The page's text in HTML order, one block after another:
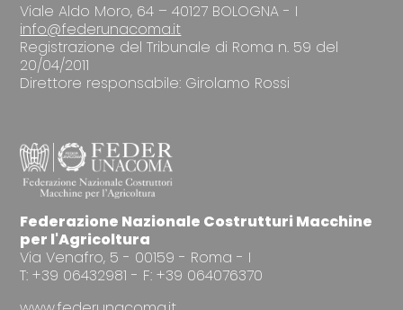
Viale Aldo Moro, 64 – 40127 BOLOGNA - I
info@federunacoma.it
Registrazione del Tribunale di Roma n. 59 del
20/04/2011
Direttore responsabile: Girolamo Rossi
Federazione Nazionale Costrutturi Macchine
per l'Agricoltura
Via Venafro, 5 - 00159 - Roma - I
T: +39 06432981 - F: +39 064076370